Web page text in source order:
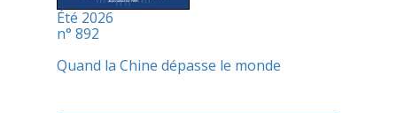
Été 2026
n° 892
Quand la Chine dépasse le monde